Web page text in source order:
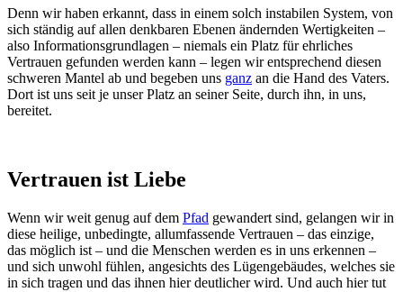
Denn wir haben erkannt, dass in einem solch instabilen System, von
sich ständig auf allen denkbaren Ebenen ändernden Wertigkeiten –
also Informationsgrundlagen – niemals ein Platz für ehrliches
Vertrauen gefunden werden kann – legen wir entsprechend diesen
schweren Mantel ab und begeben uns ganz an die Hand des Vaters.
Dort ist uns seit je unser Platz an seiner Seite, durch ihn, in uns,
bereitet.
Vertrauen ist Liebe
Wenn wir weit genug auf dem Pfad gewandert sind, gelangen wir in
diese heilige, unbedingte, allumfassende Vertrauen – das einzige,
das möglich ist – und die Menschen werden es in uns erkennen –
und sich unwohl fühlen, angesichts des Lügengebäudes, welches sie
in sich tragen und das ihnen hier deutlicher wird. Und auch hier tut